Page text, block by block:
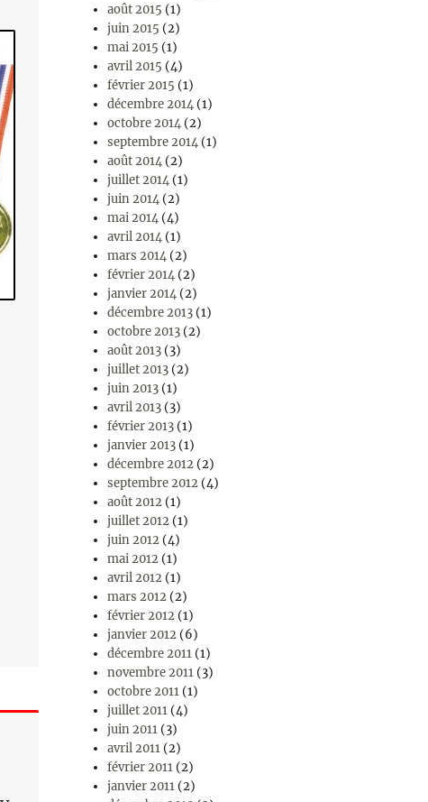
août 2015 (1)
juin 2015 (2)
mai 2015 (1)
avril 2015 (4)
février 2015 (1)
décembre 2014 (1)
octobre 2014 (2)
septembre 2014 (1)
août 2014 (2)
juillet 2014 (1)
juin 2014 (2)
mai 2014 (4)
avril 2014 (1)
mars 2014 (2)
février 2014 (2)
janvier 2014 (2)
décembre 2013 (1)
octobre 2013 (2)
août 2013 (3)
juillet 2013 (2)
juin 2013 (1)
avril 2013 (3)
février 2013 (1)
janvier 2013 (1)
décembre 2012 (2)
septembre 2012 (4)
août 2012 (1)
juillet 2012 (1)
juin 2012 (4)
mai 2012 (1)
avril 2012 (1)
mars 2012 (2)
février 2012 (1)
janvier 2012 (6)
décembre 2011 (1)
novembre 2011 (3)
octobre 2011 (1)
juillet 2011 (4)
juin 2011 (3)
avril 2011 (2)
février 2011 (2)
janvier 2011 (2)